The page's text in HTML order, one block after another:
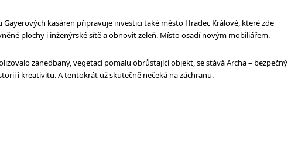
Gayerových kasáren připravuje investici také město Hradec Králové, které zde
plochy i inženýrské sítě a obnovit zeleň. Místo osadí novým mobiliářem.
zanedbaný, vegetací pomalu obrůstající objekt, se stává Archa – bezpečný
i kreativitu. A tentokrát už skutečně nečeká na záchranu.